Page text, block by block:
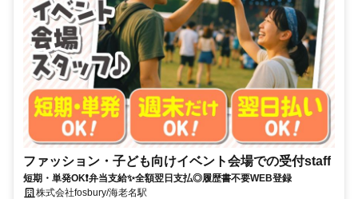
ファッション・子ども向けイベント会場での受付staff
短期・単発OK❗弁当支給✨全額翌日支払◎履歴書不要WEB登録
株式会社fosbury/海老名駅